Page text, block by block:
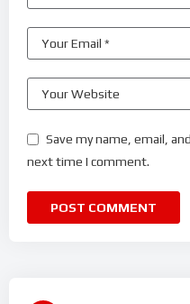
Save my name, email,
next time I comment.